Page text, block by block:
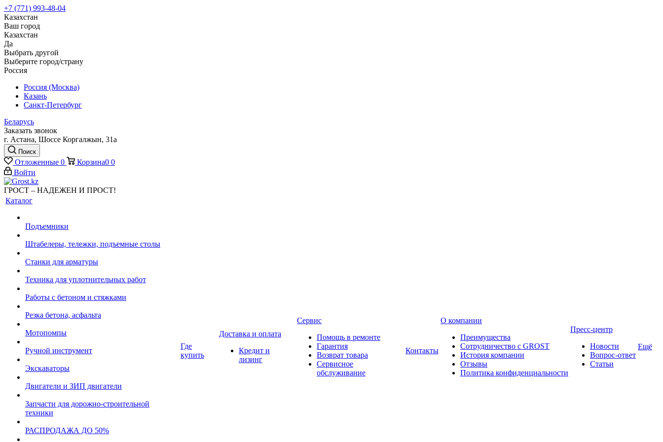
+7 (771) 993-48-04
Казахстан
Ваш город
Казахстан
Да
Выбрать другой
Выберите город/страну
Россия
Россия (Москва)
Казань
Санкт-Петербург
Беларусь
Заказать звонок
г. Астана, Шоссе Коргалжын, 31а
Поиск
Отложенные 0 Корзина0 0
Войти
ГРОСТ – НАДЕЖЕН И ПРОСТ!
Каталог
Подъемники
Штабелеры, тележки, подъемные столы
Станки для арматуры
Техника для уплотнительных работ
Работы с бетоном и стяжками
Резка бетона, асфальта
Мотопомпы
Ручной инструмент
Экскаваторы
Двигатели и ЗИП двигатели
Запчасти для дорожно-строительной
техники
РАСПРОДАЖА ДО 50%
Где
купить
Доставка и оплата
Кредит и
лизинг
Сервис
Помощь в ремонте
Гарантия
Возврат товара
Сервисное
обслуживание
Контакты
О компании
Преимущества
Сотрудничество с GROST
История компании
Отзывы
Политика конфиденциальности
Пресс-центр
Новости
Вопрос-ответ
Статьи
Ещё